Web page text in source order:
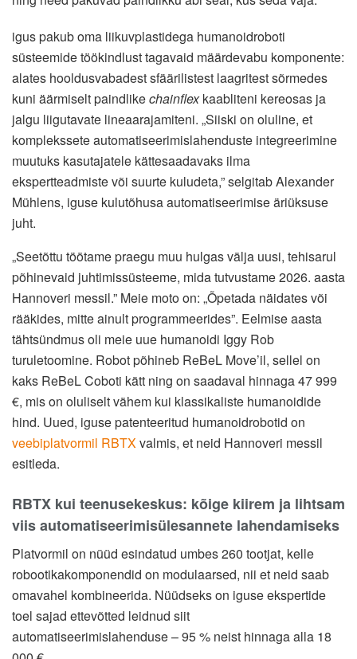
igus pakub oma liikuvplastidega humanoidroboti
süsteemide töökindlust tagavaid määrdevabu komponente:
alates hooldusvabadest sfäärilistest laagritest sõrmedes
kuni äärmiselt paindlikechainflexkaabliteni kereosas ja
jalgu liigutavate lineaarajamiteni. „Siiski on oluline, et
komplekssete automatiseerimislahenduste integreerimine
muutuks kasutajatele kättesaadavaks ilma
ekspertteadmiste või suurte kuludeta,” selgitab Alexander
Mühlens, iguse kulutõhusa automatiseerimise äriüksuse
juht.
„Seetõttu töötame praegu muu hulgas välja uusi, tehisarul
põhinevaid juhtimissüsteeme, mida tutvustame 2026. aasta
Hannoveri messil.” Meie moto on: „Õpetada näidates või
rääkides, mitte ainult programmeerides”. Eelmise aasta
tähtsündmus oli meie uue humanoidi Iggy Rob
turuletoomine. Robot põhineb ReBeL Move’il, sellel on
kaks ReBeL Coboti kätt ning on saadaval hinnaga 47 999
€, mis on oluliselt vähem kui klassikaliste humanoidide
hind. Uued, iguse patenteeritud humanoidrobotid on
veebiplatvormil RBTXvalmis, et neid Hannoveri messil
esitleda.
RBTX kui teenusekeskus: kõige kiirem ja lihtsam
viis automatiseerimisülesannete lahendamiseks
Platvormil on nüüd esindatud umbes 260 tootjat, kelle
robootikakomponendid on modulaarsed, nii et neid saab
omavahel kombineerida. Nüüdseks on iguse ekspertide
toel sajad ettevõtted leidnud siit
automatiseerimislahenduse – 95 % neist hinnaga alla 18